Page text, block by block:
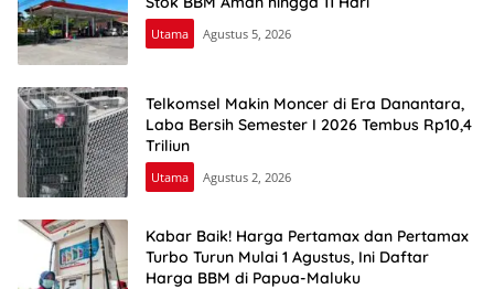
Utama Agustus 5, 2026
Telkomsel Makin Moncer di Era Danantara,
Laba Bersih Semester I 2026 Tembus Rp10,4
Triliun
Utama Agustus 2, 2026
Kabar Baik! Harga Pertamax dan Pertamax
Turbo Turun Mulai 1 Agustus, Ini Daftar
Harga BBM di Papua-Maluku